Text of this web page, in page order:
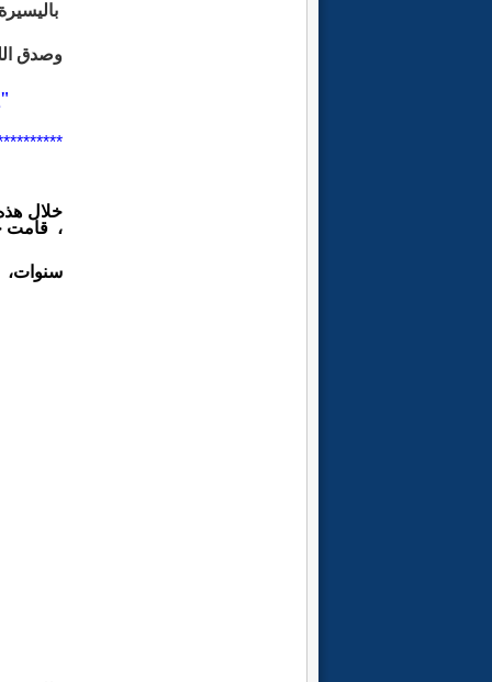
وصدق
خلال
، قامت
سنوات،